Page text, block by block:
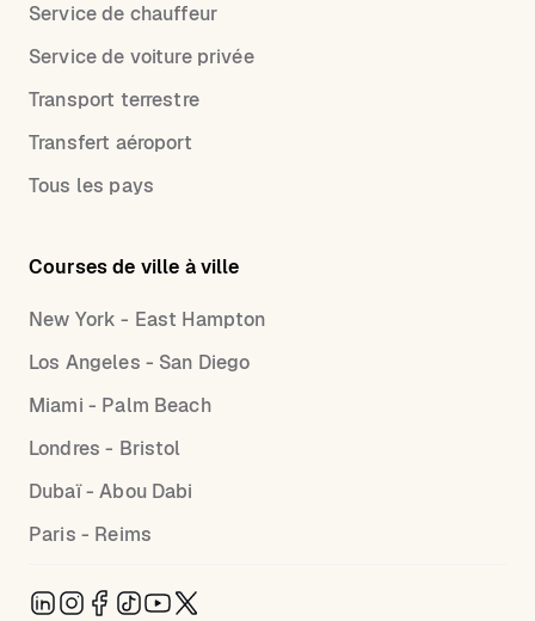
Service de chauffeur
Service de voiture privée
Transport terrestre
Transfert aéroport
Tous les pays
Courses de ville à ville
New York - East Hampton
Los Angeles - San Diego
Miami - Palm Beach
Londres - Bristol
Dubaï - Abou Dabi
Paris - Reims